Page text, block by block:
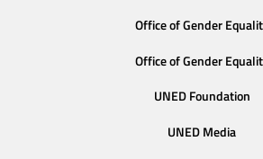
Office of Gender
Office of Gender
UNED Foundation
UNED Media